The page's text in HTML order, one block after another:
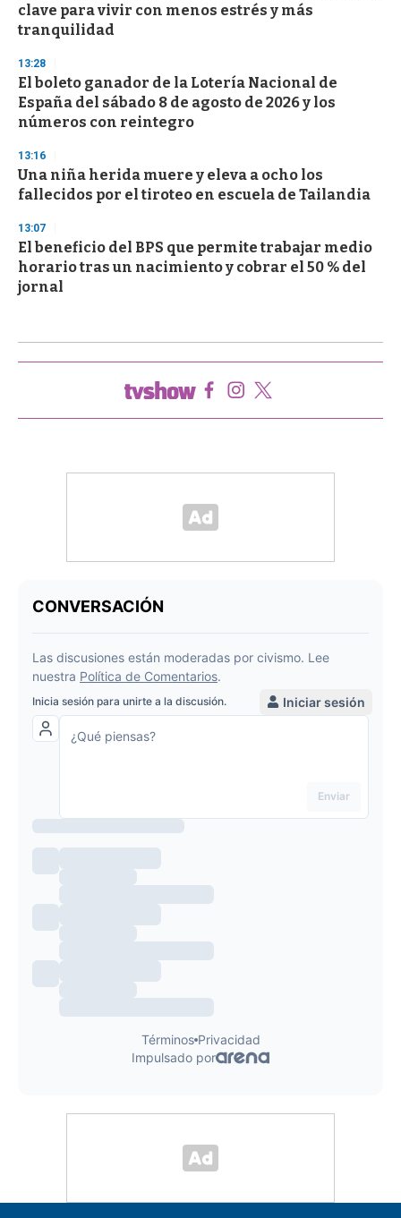
clave para vivir con menos estrés y más
tranquilidad
13:28
El boleto ganador de la Lotería Nacional de
España del sábado 8 de agosto de 2026 y los
números con reintegro
13:16
Una niña herida muere y eleva a ocho los
fallecidos por el tiroteo en escuela de Tailandia
13:07
El beneficio del BPS que permite trabajar medio
horario tras un nacimiento y cobrar el 50 % del
jornal